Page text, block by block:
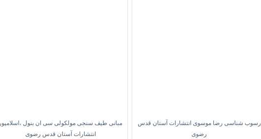
رسوب شناسی رضا موسوی انتشارات آستان قدس
رضوی
مبانی طیف سنجی مولکولی سی ان بنول ،اسلامپور
انتشارات آستان قدس رضوی